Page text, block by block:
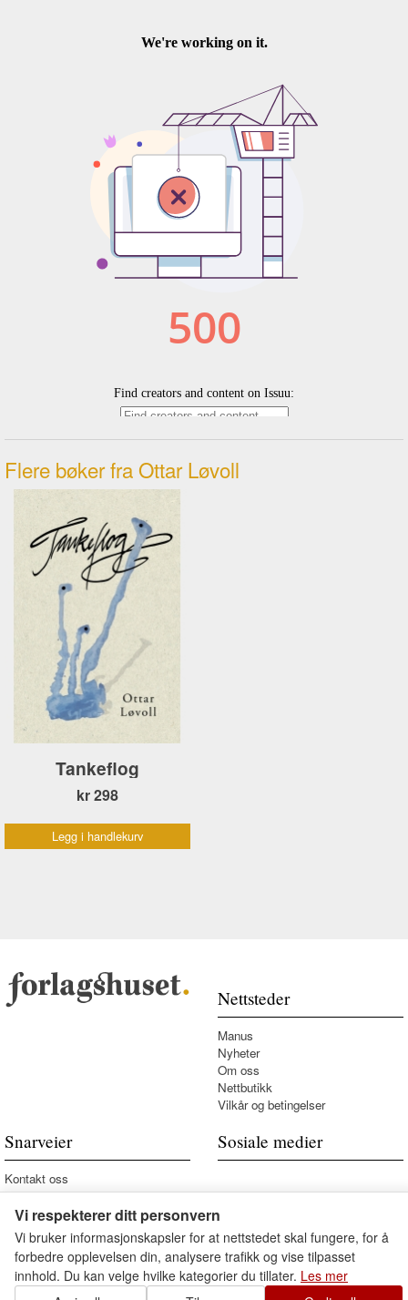
Flere bøker fra Ottar Løvoll
Tankeflog
kr 298
Legg i handlekurv
Nettsteder
Manus
Nyheter
Om oss
Nettbutikk
Vilkår og betingelser
Snarveier
Kontakt oss
Sosiale medier
Vi respekterer ditt personvern
Vi bruker informasjonskapsler for at nettstedet skal fungere, for å
forbedre opplevelsen din, analysere trafikk og vise tilpasset
innhold. Du kan velge hvilke kategorier du tillater. Les mer